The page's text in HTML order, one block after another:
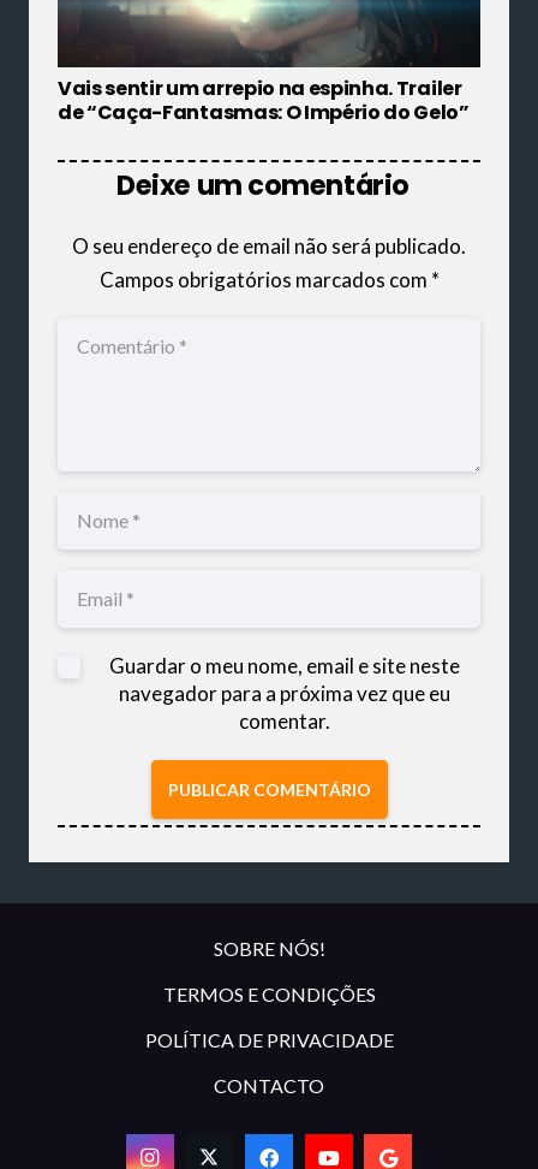
Vais sentir um arrepio na espinha. Trailer
de “Caça-Fantasmas: O Império do Gelo”
Deixe um comentário
O seu endereço de email não será publicado.
Campos obrigatórios marcados com *
Guardar o meu nome, email e site neste
navegador para a próxima vez que eu
comentar.
PUBLICAR COMENTÁRIO
SOBRE NÓS!
TERMOS E CONDIÇÕES
POLÍTICA DE PRIVACIDADE
CONTACTO